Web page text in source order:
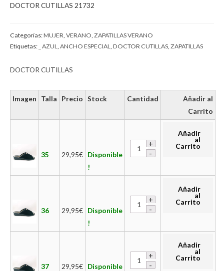
DOCTOR CUTILLAS 21732
Categorías:MUJER VERANO ZAPATILLAS VERANO
Etiquetas: _ AZUL ANCHO ESPECIAL DOCTOR CUTILLAS ZAPATILLAS
DOCTOR CUTILLAS
Imagen Talla Precio Stock Cantidad
Añadir al
Carrito
35 29,95€ Disponible
!
Añadir
al
Carrito
36 29,95€ Disponible
!
Añadir
al
Carrito
37 29,95€ Disponible
Añadir
al
Carrito